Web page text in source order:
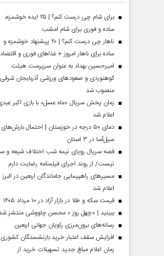
برای شام چی درست کنم؟ | ۲۵ ایده خوشمزه،
ساده و فوری برای شام امشب
ناهار چی درست کنم؟ | ۲۰ پیشنهاد خوشمزه و
ساده برای ناهار امروز + غذاهای فوری و
امیرحسین بهداد به عنوان سرپرست هیئت
کوهنوردی و صعودهای ورزشی آذربایجان شرقی
منصوب شد
زمان پخش سریال «ماه عسل» با بازی اکبر
اعلام شد
دمای ۵۰ درجه در خوزستان | احتمال بارش‌های
سیل‌آسا در ۳ استان
قصه سریال رویای نیمه شب اختلاف شیعه و
نیست/ از روند اجرای فیلمنامه رضایت دارم
مسیر‌های راهپیمایی جاماندگان اربعین در البرز
اعلام شد
قیمت سکه و طلا در بازار آزاد در ۱۰ مرداد ۱۴۰۵
ببینید | «چهل روز » محسن چاووشی منتشر
رسانه‌های برون‌مرزی راویان جهانی اربعین
افزایش سقف اعتبار خرید بازنشستگان
زمان اعلام مبلغ جدید تسهیلات خرید از
رحمت‌الله نوروزی -
مجلس
صفحات نخست روزنامه ها‌ی‌سه‌شنبه ۶ مردادماه